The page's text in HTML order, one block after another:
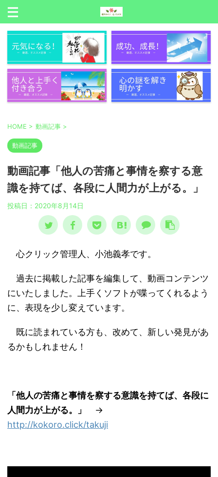
HOME > 動画記事 >
動画記事
動画記事「他人の苦痛と事情を察する意
識を持てば、各段に人間力が上がる。」
投稿日： 2020年8月14日
心クリック管理人、小池義孝です。
過去に掲載した記事を編集して、動画コンテンツ
にいたしました。上手くソフトが喋ってくれるよう
に、表現を少し変えています。
既に読まれている方も、改めて、新しい発見があ
るかもしれません！
「他人の苦痛と事情を察する意識を持てば、各段に
人間力が上がる。」
→
http://kokoro.click/takuji